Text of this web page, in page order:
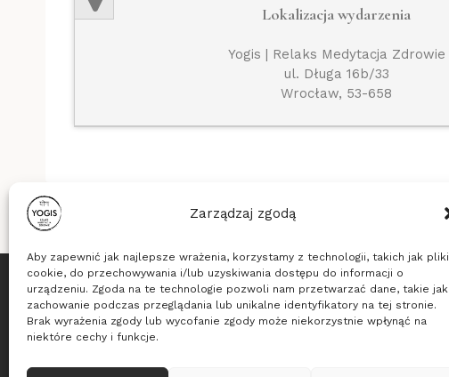
Zarządzaj zgodą
Aby zapewnić jak najlepsze wrażenia, korzystamy z technologii, takich jak pliki
cookie, do przechowywania i/lub uzyskiwania dostępu do informacji o
urządzeniu. Zgoda na te technologie pozwoli nam przetwarzać dane, takie jak
zachowanie podczas przeglądania lub unikalne identyfikatory na tej stronie.
Brak wyrażenia zgody lub wycofanie zgody może niekorzystnie wpłynąć na
niektóre cechy i funkcje.
Lokalizacja wydarzenia
Yogis | Relaks Medytacja Zdrowie
ul. Długa 16b/33
Wrocław, 53-658
Stowarzyszenie Yogis
ul. Długa 16b/33, 53-658 Wrocław